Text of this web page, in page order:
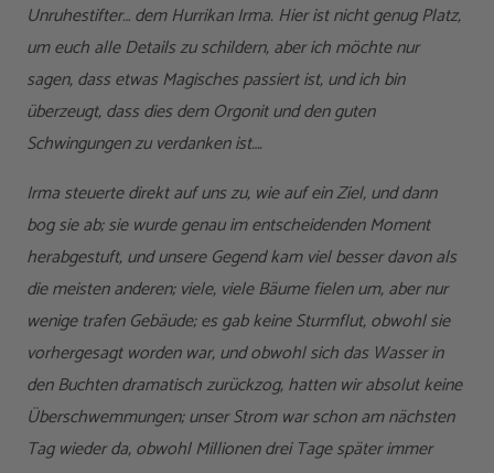
Unruhestifter… dem Hurrikan Irma. Hier ist nicht genug Platz,
um euch alle Details zu schildern, aber ich möchte nur
sagen, dass etwas Magisches passiert ist, und ich bin
überzeugt, dass dies dem Orgonit und den guten
Schwingungen zu verdanken ist….
Irma steuerte direkt auf uns zu, wie auf ein Ziel, und dann
bog sie ab; sie wurde genau im entscheidenden Moment
herabgestuft, und unsere Gegend kam viel besser davon als
die meisten anderen; viele, viele Bäume fielen um, aber nur
wenige trafen Gebäude; es gab keine Sturmflut, obwohl sie
vorhergesagt worden war, und obwohl sich das Wasser in
den Buchten dramatisch zurückzog, hatten wir absolut keine
Überschwemmungen; unser Strom war schon am nächsten
Tag wieder da, obwohl Millionen drei Tage später immer